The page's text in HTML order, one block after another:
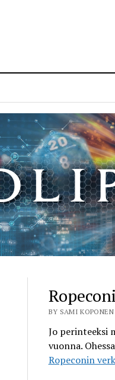
BY SAMI
Jo perinteeksi
vuonna.
Ropeconin